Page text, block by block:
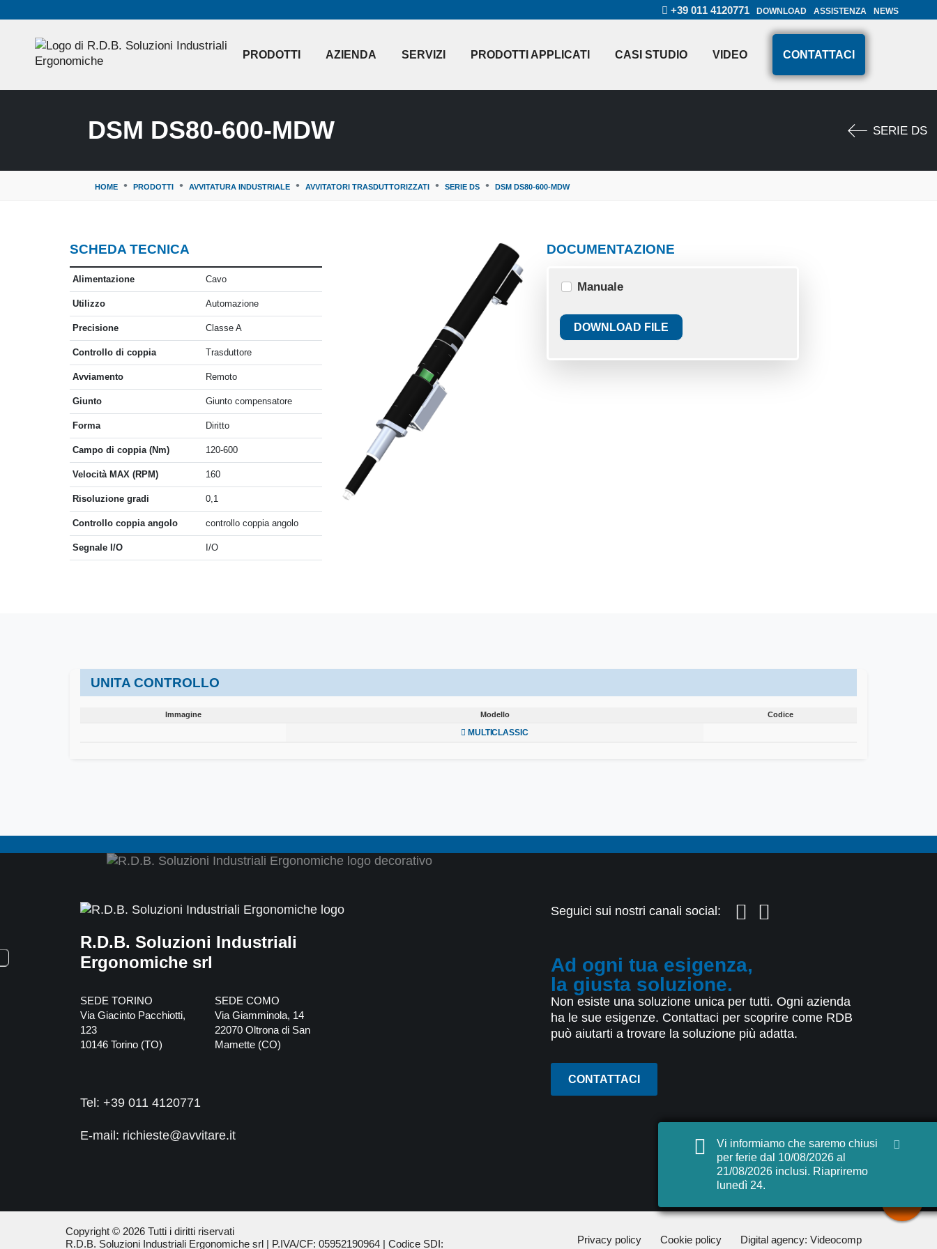
+39 011 4120771 DOWNLOAD ASSISTENZA NEWS
PRODOTTI AZIENDA SERVIZI PRODOTTI APPLICATI CASI STUDIO VIDEO CONTATTACI
DSM DS80-600-MDW SERIE DS
HOME PRODOTTI AVVITATURA INDUSTRIALE AVVITATORI TRASDUTTORIZZATI SERIE DS DSM DS80-600-MDW
SCHEDA TECNICA
CARATTERISTICA VALORE
Alimentazione Cavo
Utilizzo Automazione
Precisione Classe A
Controllo di coppia Trasduttore
Avviamento Remoto
Giunto Giunto compensatore
Forma Diritto
Campo di coppia (Nm) 120-600
Velocità MAX (RPM) 160
Risoluzione gradi 0,1
Controllo coppia angolo controllo coppia angolo
Segnale I/O I/O
DOCUMENTAZIONE
Manuale
DOWNLOAD FILE
UNITA CONTROLLO
Immagine Modello
Codice
MULTICLASSIC
R.D.B. Soluzioni Industriali
Ergonomiche srl
SEDE TORINO
Via Giacinto Pacchiotti,
123
10146 Torino (TO)
SEDE COMO
Via Giamminola, 14
22070 Oltrona di San
Mamette(CO)
Tel: +39 011 4120771
E-mail: richieste@avvitare.it
Seguici sui nostri canali social:
Ad ogni tua esigenza,
la giusta soluzione.
Non esiste una soluzione unica per tutti. Ogni azienda
ha le sue esigenze. Contattaci per scoprire come RDB
può aiutarti a trovare la soluzione più adatta.
CONTATTACI
Copyright © 2026 Tutti i diritti riservati
R.D.B. Soluzioni Industriali Ergonomiche srl | P.IVA/CF:05952190964 | Codice SDI: Privacy policy Cookie policy Digital agency: Videocomp
Vi informiamo che saremo chiusi
per ferie dal 10/08/2026 al
21/08/2026 inclusi. Riapriremo
lunedì 24.